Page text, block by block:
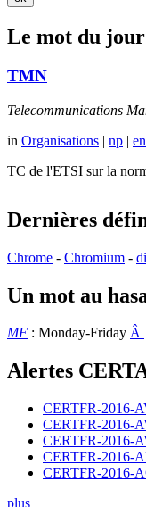
Le mot du jour
TMN
Telecommunications
in Organisations | np | en
TC de l'ETSI sur la
Dernières
Chrome - Chromium -
Un mot au
MF : Monday-Friday Â
Alertes
CERTFR-2016-
CERTFR-2016-
CERTFR-2016-
CERTFR-2016-
CERTFR-2016-
plus